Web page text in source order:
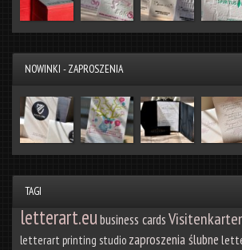
NOWINKI - ZAPROSZENIA
TAGI
letterart.eubusiness cards
letterart printing studio zaproszenia ślubne